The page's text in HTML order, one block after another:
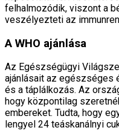
felhalmozódik, viszont a
veszélyezteti az
A WHO ajánlása
Az Egészségügyi
ajánlásait az egészséges
és a táplálkozás. Az
hogy központilag
embereket. Tudta, hogy
lengyel 24 teáskanálnyi